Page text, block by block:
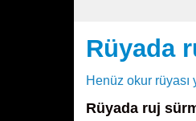
Rüyada
Henüz okur rüyası
Rüyada ruj